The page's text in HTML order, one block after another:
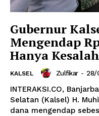
Gubernur
Mengendap
Hanya
KALSEL Zulfikar - 28/
INTERAKSI.CO,
Selatan (Kalsel) H.
dana mengendap